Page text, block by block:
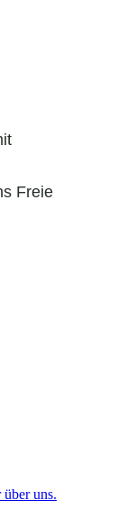
Freie
über uns.